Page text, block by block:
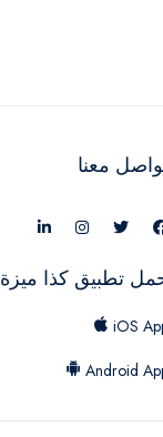
معنا
تطبيق كذا ميزة
iOS
Android